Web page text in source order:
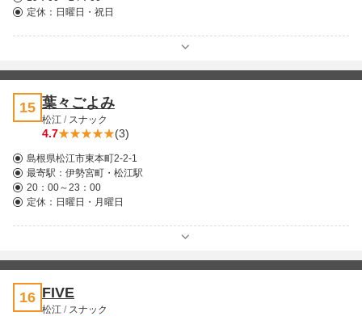
定休：日曜日・祝日
15 葉々ごよみ
松江 / スナック
4.7 (3)
島根県松江市東本町2-2-1
最寄駅： 伊勢宮町・松江駅
20：00～23：00
定休：日曜日・月曜日
16 FIVE
松江 / スナック